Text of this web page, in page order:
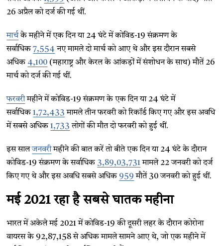
26 अप्रैल को दर्ज की गई थीं.
मार्चके महीने में एक दिन या 24 घंटे में कोविड-19 संक्रमण के
सर्वाधिक7,554 नए मामले दो मार्च को आए थे और इस दौरान सबसे
अधिक 4,100 (महाराष्ट्र और केरल के आंकड़ों में संशोधन के साथ) मौतें 26
मार्च को दर्ज की गई थीं.
फरवरीमहीने में कोविड-19 संक्रमण के एक दिन या 24 घंटे में
सर्वाधिक1,72,433 मामले तीन फरवरी को रिकॉर्ड किए गए और इस अवधि
में सबसे अधिक1,733 लोगों की मौत दो फरवरी को हुई थीं.
इस सालजनवरीमहीने की बात करें तो बीते एक दिन या 24 घंटे के दौरान
कोविड-19 संक्रमण के सर्वाधिक 3,89,03,731मामले 22 जनवरी को दर्ज
किए गए थे और इस अवधि सबसे अधिक 959 मौतें 30 जनवरी को हुई थीं.
मई 2021 रहा है सबसे घातक महीना
भारत में अकेले मई 2021 में कोविड-19 की दूसरी लहर के दौरान कोरोना
वायरस के 92,87,158 से अधिक मामले सामने आए थे, जो एक महीने में